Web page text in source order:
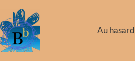
au
contenu
Au hasard